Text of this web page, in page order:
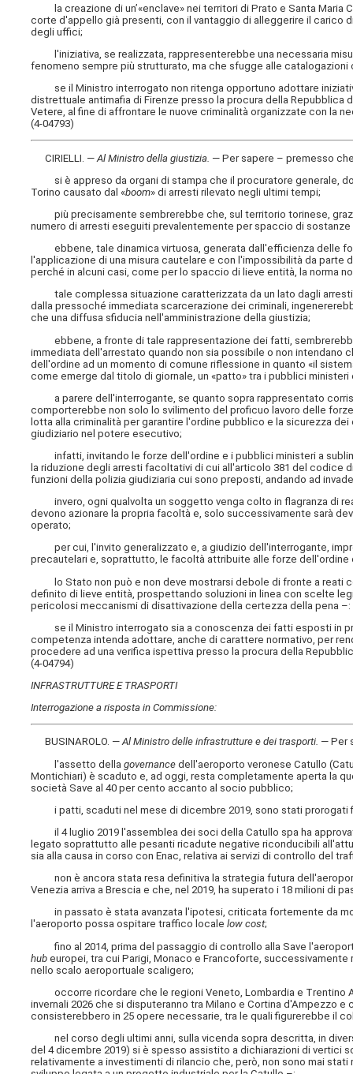
la creazione di un’«enclave» nei territori di Prato e Santa Maria
corte d'appello già presenti, con il vantaggio di alleggerire il
degli uffici;
l'iniziativa, se realizzata, rappresenterebbe una necessaria
fenomeno sempre più strutturato, ma che sfugge alle catalogazioni
se il Ministro interrogato non ritenga opportuno adottare
distrettuale antimafia di Firenze presso la procura della Repubblica
Vetere, al fine di affrontare le nuove criminalità organizzate con la
(4-04793)
CIRIELLI. —Al Ministro della giustizia — Per sapere – premesso
si è appreso da organi di stampa che il procuratore generale,
Torino causato dal «boom» di arresti rilevato negli ultimi tempi;
più precisamente sembrerebbe che, sul territorio torinese,
numero di arresti eseguiti prevalentemente per spaccio di
ebbene, tale dinamica virtuosa, generata dall'efficienza delle
l'applicazione di una misura cautelare e con l'impossibilità da
perché in alcuni casi, come per lo spaccio di lieve entità, la norma
tale complessa situazione caratterizzata da un lato dagli
dalla pressoché immediata scarcerazione dei criminali,
che una diffusa sfiducia nell'amministrazione della giustizia;
ebbene, a fronte di tale rappresentazione dei fatti,
immediata dell'arrestato quando non sia possibile o non
dell'ordine ad un momento di comune riflessione in quanto «il
come emerge dal titolo di giornale, un «patto» tra i pubblici
a parere dell'interrogante, se quanto sopra rappresentato
comporterebbe non solo lo svilimento del proficuo lavoro delle
lotta alla criminalità per garantire l'ordine pubblico e la sicurezza
giudiziario nel potere esecutivo;
infatti, invitando le forze dell'ordine e i pubblici ministeri a
la riduzione degli arresti facoltativi di cui all'articolo 381 del codice
funzioni della polizia giudiziaria cui sono preposti, andando ad
invero, ogni qualvolta un soggetto venga colto in flagranza di
devono azionare la propria facoltà e, solo successivamente sarà
operato;
per cui, l'invito generalizzato e, a giudizio dell'interrogante,
precautelari e, soprattutto, le facoltà attribuite alle forze
lo Stato non può e non deve mostrarsi debole di fronte a reati
definito di lieve entità, prospettando soluzioni in linea con scelte
pericolosi meccanismi di disattivazione della certezza della pena –:
se il Ministro interrogato sia a conoscenza dei fatti esposti in
competenza intenda adottare, anche di carattere normativo, per
procedere ad una verifica ispettiva presso la procura della
(4-04794)
INFRASTRUTTURE E TRASPORTI
Interrogazione a risposta in Commissione:
BUSINAROLO. —Al Ministro delle infrastrutture e dei trasporti. — Per
l'assetto dellagovernance dell'aeroporto veronese Catullo
Montichiari) è scaduto e, ad oggi, resta completamente aperta la
società Save al 40 per cento accanto al socio pubblico;
i patti, scaduti nel mese di dicembre 2019, sono stati prorogati
il 4 luglio 2019 l'assemblea dei soci della Catullo spa ha
legato soprattutto alle pesanti ricadute negative riconducibili
sia alla causa in corso con Enac, relativa ai servizi di controllo del
non è ancora stata resa definitiva la strategia futura
Venezia arriva a Brescia e che, nel 2019, ha superato i 18 milioni di
in passato è stata avanzata l'ipotesi, criticata fortemente da
l'aeroporto possa ospitare traffico localelow cost;
fino al 2014, prima del passaggio di controllo alla Save
hub europei, tra cui Parigi, Monaco e Francoforte,
nello scalo aeroportuale scaligero;
occorre ricordare che le regioni Veneto, Lombardia e Trentino
invernali 2026 che si disputeranno tra Milano e Cortina d'Ampezzo e
consisterebbero in 25 opere necessarie, tra le quali figurerebbe il
nel corso degli ultimi anni, sulla vicenda sopra descritta, in
del 4 dicembre 2019) si è spesso assistito a dichiarazioni di vertici
relativamente a investimenti di rilancio che, però, non sono mai